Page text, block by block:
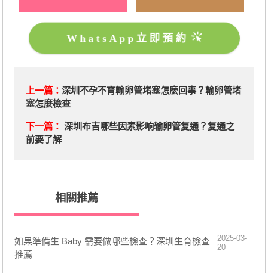
WhatsApp立即預約
上一篇： 深圳不孕不育輸卵管堵塞怎麼回事？輸卵管堵
塞怎麼檢查
下一篇： 深圳布吉哪些因素影响输卵管复通？复通之
前要了解
相關推薦
如果準備生 Baby 需要做哪些檢查？深圳生育檢查
推薦
2025-03-
20